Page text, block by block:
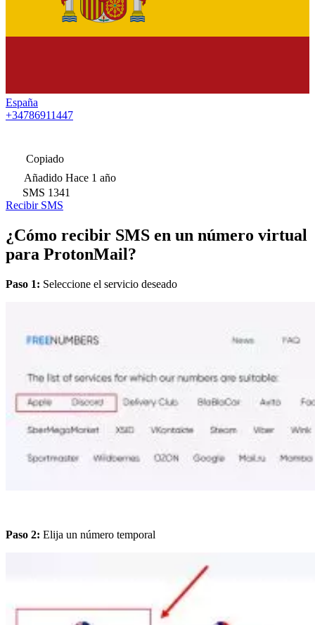
España
+34786911447
Copiado
Añadido Hace 1 año
SMS 1341
Recibir SMS
¿Cómo recibir SMS en un número virtual
para ProtonMail?
Paso 1: Seleccione el servicio deseado
Paso 2: Elija un número temporal